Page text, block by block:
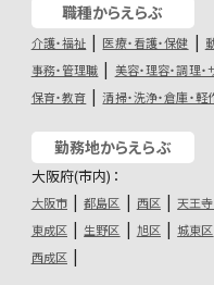
職種からえらぶ
介護・福祉 医療・看護・保健
事務・管理職
美容・理容・調理・
保育・教育
清掃・洗浄・倉庫・軽
勤務地からえらぶ
大阪府(市内)：
大阪市 都島区 西区 天王
東成区
生野区 旭区 城東区
西成区